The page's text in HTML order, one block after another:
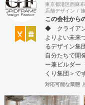
東京都港区西麻
店舗デザイン
この会社から
◆ クライアン
よりよい未
るデザイン集
自分たちで開
ー兼ビルダ
くり集団＞
国語に堪能な
工案件、設計
対応可能な業態